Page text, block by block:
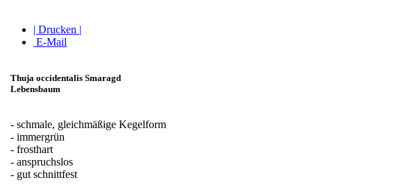
| Drucken |
E-Mail
Thuja occidentalis Smaragd
Lebensbaum
- schmale, gleichmäßige Kegelform
- immergrün
- frosthart
- anspruchslos
- gut schnittfest